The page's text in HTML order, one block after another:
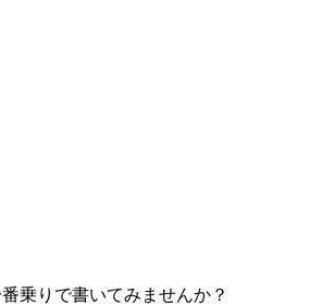
乗りで書いてみませんか？